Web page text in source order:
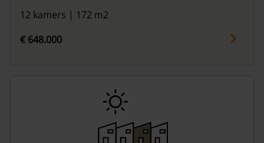
12 kamers | 172 m2
€ 648.000